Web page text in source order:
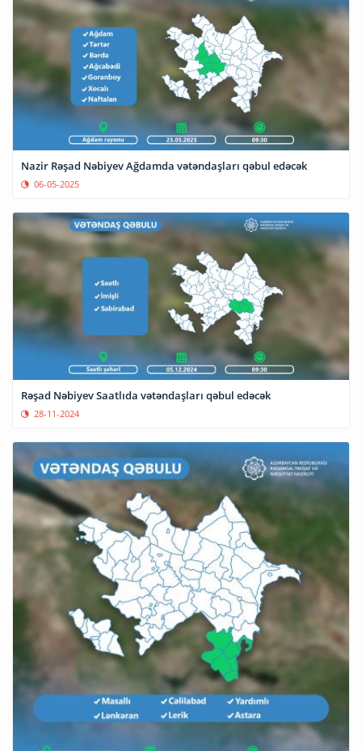
Nazir Rəşad Nəbiyev Ağdamda vətəndaşları qəbul edəcək
06-05-2025
Rəşad Nəbiyev Saatlıda vətəndaşları qəbul edəcək
28-11-2024